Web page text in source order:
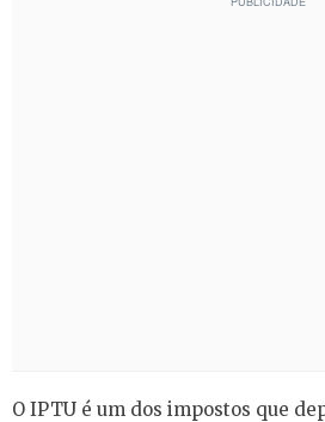
O IPTU é um dos impostos que